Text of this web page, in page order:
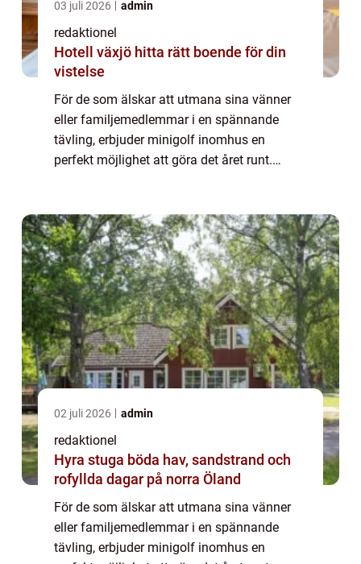
03 juli 2026 admin
redaktionel
Hotell växjö hitta rätt boende för din
vistelse
För de som älskar att utmana sina vänner
eller familjemedlemmar i en spännande
tävling, erbjuder minigolf inomhus en
perfekt möjlighet att göra det året runt.
des...
02 juli 2026 admin
redaktionel
Hyra stuga böda hav, sandstrand och
rofyllda dagar på norra Öland
För de som älskar att utmana sina vänner
eller familjemedlemmar i en spännande
tävling, erbjuder minigolf inomhus en